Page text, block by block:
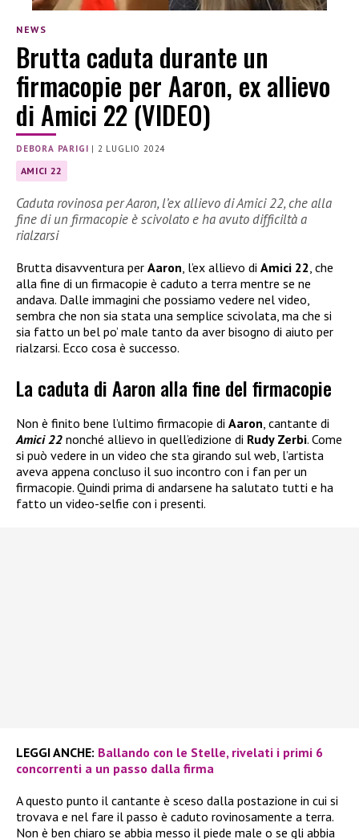
NEWS
Brutta caduta durante un
firmacopie per Aaron, ex allievo
di Amici 22 (VIDEO)
DEBORA PARIGI | 2 LUGLIO 2024
AMICI 22
Caduta rovinosa per Aaron, l’ex allievo di Amici 22, che alla
fine di un firmacopie è scivolato e ha avuto difficiltà a
rialzarsi
Brutta disavventura per Aaron, l’ex allievo di Amici 22, che
alla fine di un firmacopie è caduto a terra mentre se ne
andava. Dalle immagini che possiamo vedere nel video,
sembra che non sia stata una semplice scivolata, ma che si
sia fatto un bel po’ male tanto da aver bisogno di aiuto per
rialzarsi. Ecco cosa è successo.
La caduta di Aaron alla fine del firmacopie
Non è finito bene l’ultimo firmacopie di Aaron, cantante di
Amici 22 nonché allievo in quell’edizione di Rudy Zerbi. Come
si può vedere in un video che sta girando sul web, l’artista
aveva appena concluso il suo incontro con i fan per un
firmacopie. Quindi prima di andarsene ha salutato tutti e ha
fatto un video-selfie con i presenti.
LEGGI ANCHE: Ballando con le Stelle, rivelati i primi 6
concorrenti a un passo dalla firma
A questo punto il cantante è sceso dalla postazione in cui si
trovava e nel fare il passo è caduto rovinosamente a terra.
Non è ben chiaro se abbia messo il piede male o se gli abbia